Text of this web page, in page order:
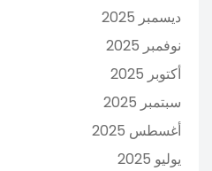
ديسمبر 2025
نوفمبر 2025
أكتوبر 2025
سبتمبر 2025
أغسطس 2025
يوليو 2025